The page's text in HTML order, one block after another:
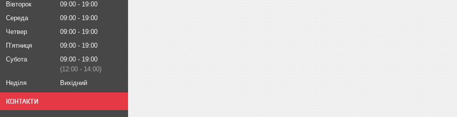
Вівторок
09:00
19:00
Середа
09:00
19:00
Четвер
09:00
19:00
Пʼятниця
09:00
19:00
Субота
09:00
19:00
12:00
14:00
Неділя
Вихідний
КОНТАКТИ